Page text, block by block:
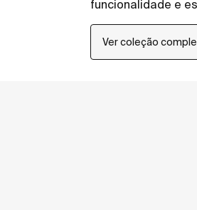
funcionalidade e
às suas
Ver coleção